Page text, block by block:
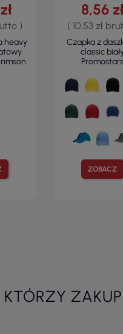
)
heavy
ZOBACZ
8,56
( 10,53 zł
Czapka z
classic
Promostars
KTÓRZY